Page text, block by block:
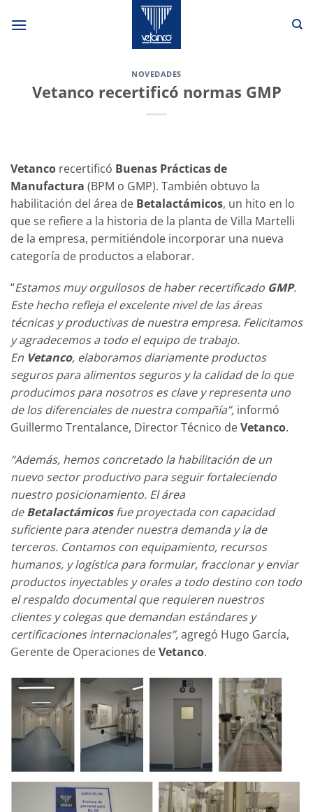
NOVEDADES
Vetanco recertificó normas GMP
Vetanco recertificó Buenas Prácticas de
Manufactura (BPM o GMP). También obtuvo la
habilitación del área de Betalactámicos, un hito en lo
que se refiere a la historia de la planta de Villa Martelli
de la empresa, permitiéndole incorporar una nueva
categoría de productos a elaborar.
“Estamos muy orgullosos de haber recertificado GMP.
Este hecho refleja el excelente nivel de las áreas
técnicas y productivas de nuestra empresa. Felicitamos
y agradecemos a todo el equipo de trabajo.
En Vetanco, elaboramos diariamente productos
seguros para alimentos seguros y la calidad de lo que
producimos para nosotros es clave y representa uno
de los diferenciales de nuestra compañía”, informó
Guillermo Trentalance, Director Técnico deVetanco.
“Además, hemos concretado la habilitación de un
nuevo sector productivo para seguir fortaleciendo
nuestro posicionamiento. El área
deBetalactámicosfue proyectada con capacidad
suficiente para atender nuestra demanda y la de
terceros. Contamos con equipamiento, recursos
humanos, y logística para formular, fraccionar y enviar
productos inyectables y orales a todo destino con todo
el respaldo documental que requieren nuestros
clientes y colegas que demandan estándares y
certificaciones internacionales”,agregó Hugo García,
Gerente de Operaciones deVetanco.